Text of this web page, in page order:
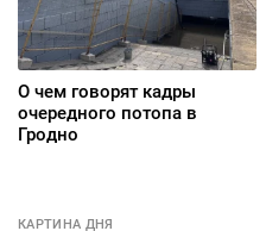
О чем говорят кадры
очередного потопа в
Гродно
КАРТИНА ДНЯ